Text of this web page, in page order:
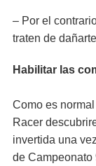
– Por el
traten de
Habilitar las
Como es
Racer
invertida una
de Campeonato